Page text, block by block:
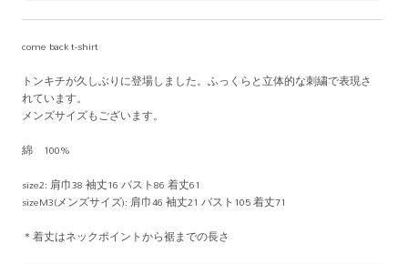
come back t-shirt
トンキチが久しぶりに登場しました。ふっくらと立体的な刺繍で表現さ
れています。
メンズサイズもございます。
綿 100%
size2: 肩巾38 袖丈16 バスト86 着丈61
sizeM3(メンズサイズ): 肩巾46 袖丈21 バスト105 着丈71
＊着丈はネックポイントから裾までの長さ